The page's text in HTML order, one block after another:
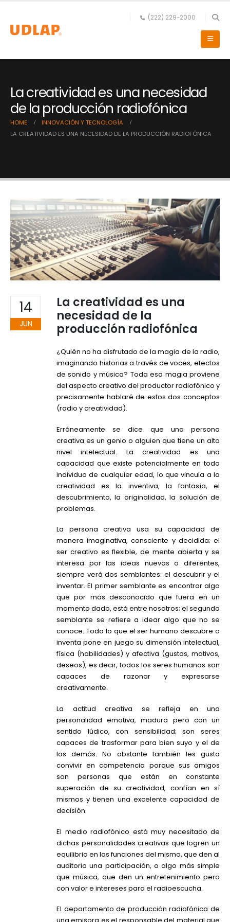
(222) 229-2000
La creatividad es una necesidad
de la producción radiofónica
HOME
INNOVACIÓN Y TECNOLOGÍA
LA CREATIVIDAD ES UNA NECESIDAD DE LA PRODUCCIÓN RADIOFÓNICA
14
JUN
La creatividad es una
necesidad de la
producción radiofónica
¿Quién no ha disfrutado de la magia de la radio,
imaginando historias a través de voces, efectos
de sonido y música? Toda esa magia proviene
del aspecto creativo del productor radiofónico y
precisamente hablaré de estos dos conceptos
(radio y creatividad).
Erróneamente se dice que una persona
creativa es un genio o alguien que tiene un alto
nivel intelectual. La creatividad es una
capacidad que existe potencialmente en todo
individuo de cualquier edad, lo que vincula a la
creatividad es la inventiva, la fantasía, el
descubrimiento, la originalidad, la solución de
problemas.
La persona creativa usa su capacidad de
manera imaginativa, consciente y decidida; el
ser creativo es flexible, de mente abierta y se
interesa por las ideas nuevas o diferentes,
siempre verá dos semblantes: el descubrir y el
inventar. El primer semblante es encontrar algo
que por más desconocido que fuera en un
momento dado, está entre nosotros; el segundo
semblante se refiere a idear algo que no se
conoce. Todo lo que el ser humano descubre o
inventa pone en juego su dimensión intelectual,
física (habilidades) y afectiva (gustos, motivos,
deseos), es decir, todos los seres humanos son
capaces de razonar y expresarse
creativamente.
La actitud creativa se refleja en una
personalidad emotiva, madura pero con un
sentido lúdico, con sensibilidad; son seres
capaces de trasformar para bien suyo y el de
los demás. No obstante también les gusta
convivir en competencia porque sus amigos
son personas que están en constante
superación de su creatividad, confían en sí
mismos y tienen una excelente capacidad de
decisión.
El medio radiofónico está muy necesitado de
dichas personalidades creativas que logren un
equilibrio en las funciones del mismo, que den al
auditorio una participación, o algo más simple
que música, que den un entretenimiento pero
con valor e intereses para el radioescucha.
El departamento de producción radiofónica de